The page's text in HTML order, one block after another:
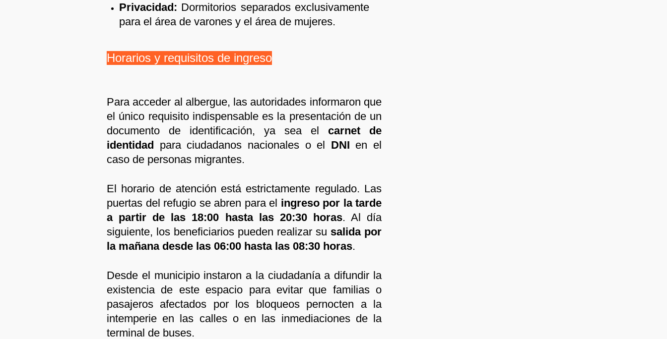
Privacidad: Dormitorios separados exclusivamente
para el área de varones y el área de mujeres.
Horarios y requisitos de ingreso
Para acceder al albergue, las autoridades informaron que
el único requisito indispensable es la presentación de un
documento de identificación, ya sea el carnet de
identidad para ciudadanos nacionales o el DNI en el
caso de personas migrantes.
El horario de atención está estrictamente regulado. Las
puertas del refugio se abren para el ingreso por la tarde
a partir de las 18:00 hasta las 20:30 horas. Al día
siguiente, los beneficiarios pueden realizar su salida por
la mañana desde las 06:00 hasta las 08:30 horas.
Desde el municipio instaron a la ciudadanía a difundir la
existencia de este espacio para evitar que familias o
pasajeros afectados por los bloqueos pernocten a la
intemperie en las calles o en las inmediaciones de la
terminal de buses.